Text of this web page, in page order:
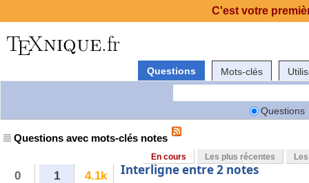
Questions Mots-clés
Questions
Questions avec mots-clés notes
En cours Les plus récentes
0 1 4.1k Interligne entre 2 notes
C'est votre